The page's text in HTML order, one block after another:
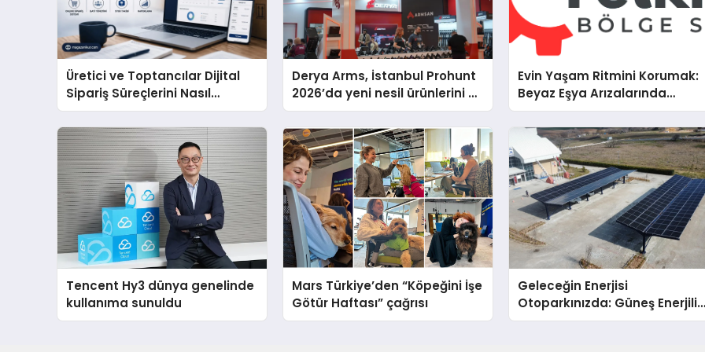
Üretici ve Toptancılar Dijital
Sipariş Süreçlerini Nasıl
Yönetmeli?
Derya Arms, İstanbul Prohunt
2026’da yeni nesil ürünlerini ve
global marka vizyonunu
sergiledi
Evin Yaşam Ritmini Korumak:
Beyaz Eşya Arızalarında
Dürüst ve İnsan Odaklı
Tencent Hy3 dünya genelinde
kullanıma sunuldu
Mars Türkiye’den “Köpeğini İşe
Götür Haftası” çağrısı
Geleceğin Enerjisi
Otoparkınızda: Güneş Enerjili
Carport (Solar Otopark)